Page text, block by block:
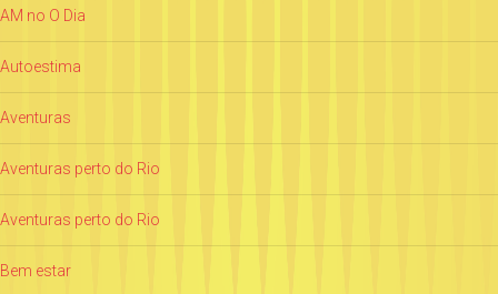
AM no O Dia
Autoestima
Aventuras
Aventuras perto do Rio
Aventuras perto do Rio
Bem estar